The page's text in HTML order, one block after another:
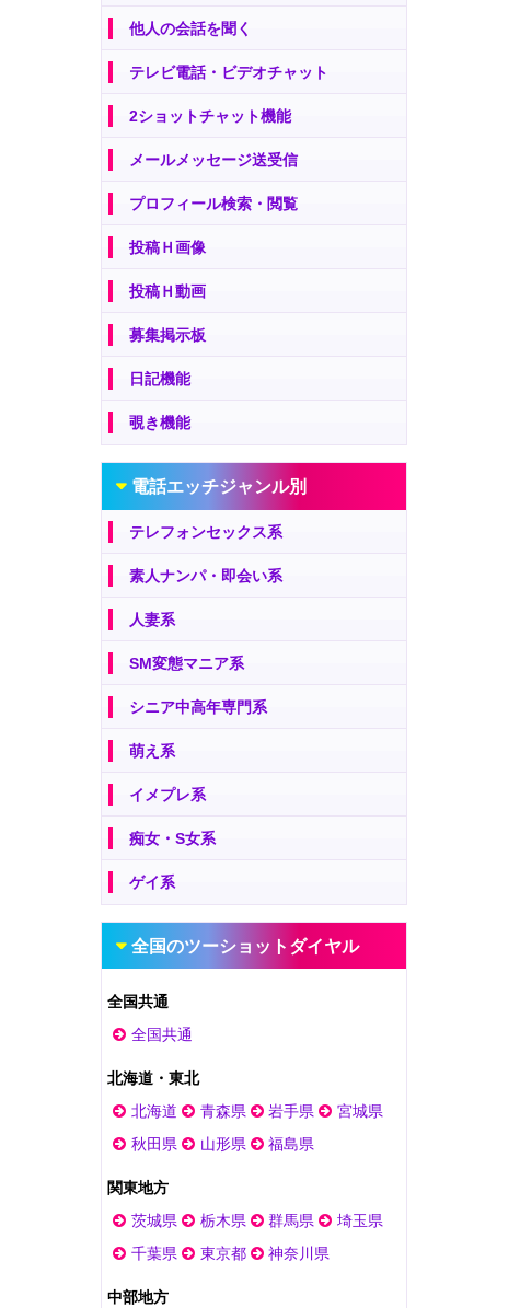
他人の会話を聞く
テレビ電話・ビデオチャット
2ショットチャット機能
メールメッセージ送受信
プロフィール検索・閲覧
投稿Ｈ画像
投稿Ｈ動画
募集掲示板
日記機能
覗き機能
電話エッチジャンル別
テレフォンセックス系
素人ナンパ・即会い系
人妻系
SM変態マニア系
シニア中高年専門系
萌え系
イメプレ系
痴女・S女系
ゲイ系
全国のツーショットダイヤル
全国共通
全国共通
北海道・東北
北海道
青森県 岩手県
宮城県
秋田県
山形県 福島県
関東地方
茨城県
栃木県 群馬県
埼玉県
千葉県
東京都 神奈川県
中部地方